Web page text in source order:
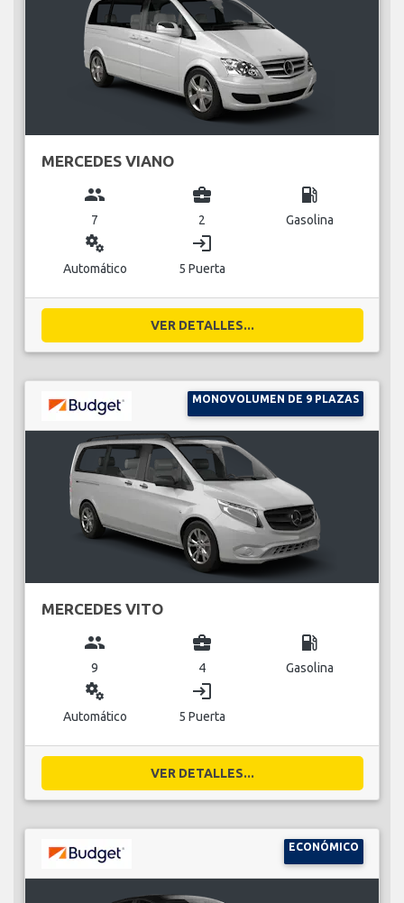
MERCEDES VIANO
group
7
business_center
2
local_gas_station
Gasolina
miscellaneous_services
Automático
login
5 Puerta
VER DETALLES...
MONOVOLUMEN DE 9 PLAZAS
MERCEDES VITO
group
9
business_center
4
local_gas_station
Gasolina
miscellaneous_services
Automático
login
5 Puerta
VER DETALLES...
ECONÓMICO